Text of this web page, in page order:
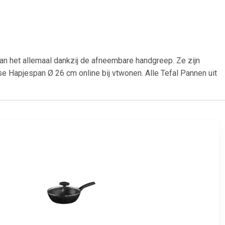
het allemaal dankzij de afneembare handgreep. Ze zijn
Hapjespan Ø 26 cm online bij vtwonen. Alle Tefal Pannen uit